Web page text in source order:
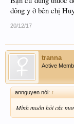
đông y ở bên chị
20/12/17
tranna
Active
annguyen nói: ↑
Mình muốn hỏi các